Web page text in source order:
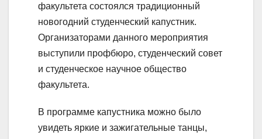
факультета состоялся традиционный
новогодний студенческий капустник.
Организаторами данного мероприятия
выступили профбюро, студенческий совет
и студенческое научное общество
факультета.
В программе капустника можно было
увидеть яркие и зажигательные танцы,